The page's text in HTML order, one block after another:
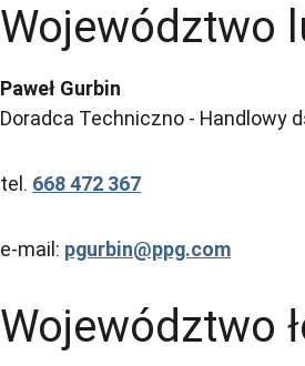
Województwo
Paweł Gurbin
Doradca Techniczno - Handlowy
tel. 668 472 367
e-mail: pgurbin@ppg.com
Województwo